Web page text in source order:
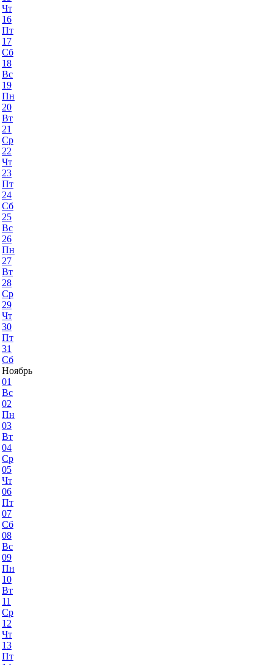
Чт
16
Пт
17
Сб
18
Вс
19
Пн
20
Вт
21
Ср
22
Чт
23
Пт
24
Сб
25
Вс
26
Пн
27
Вт
28
Ср
29
Чт
30
Пт
31
Сб
Ноябрь
01
Вс
02
Пн
03
Вт
04
Ср
05
Чт
06
Пт
07
Сб
08
Вс
09
Пн
10
Вт
11
Ср
12
Чт
13
Пт